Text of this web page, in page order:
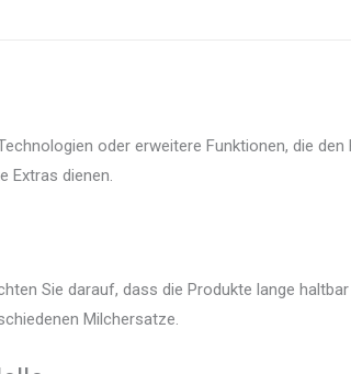
oder erweitere Funktionen, die
Extras dienen.
Sie darauf, dass die Produkte lange
Milchersatze.